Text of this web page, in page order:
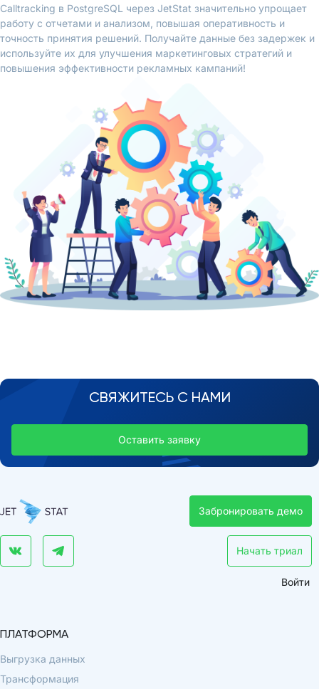
Calltracking в PostgreSQL через JetStat значительно упрощает
работу с отчетами и анализом, повышая оперативность и
точность принятия решений. Получайте данные без задержек и
используйте их для улучшения маркетинговых стратегий и
повышения эффективности рекламных кампаний!
СВЯЖИТЕСЬ С НАМИ
Оставить заявку
Забронировать демо
Начать триал
Войти
ПЛАТФОРМА
Выгрузка данных
Трансформация